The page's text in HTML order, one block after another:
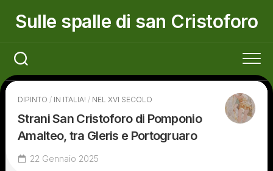
Sulle spalle di san Cristoforo
DIPINTO / IN ITALIA! / NEL XVI SECOLO
Strani San Cristoforo di Pomponio
Amalteo, tra Gleris e Portogruaro
22 Gennaio 2025